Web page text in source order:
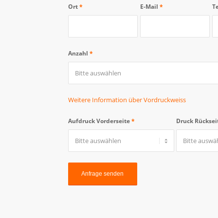
Ort* E-Mail *
Anzahl *
Weitere Information über Vordruckweiss
Aufdruck Vorderseite* Druck